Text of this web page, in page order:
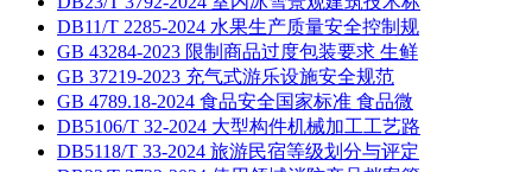
DB11/T 2285-2024 水果生产质量安全控制规
GB 43284-2023 限制商品过度包装要求 生鲜
GB 37219-2023 充气式游乐设施安全规范
GB 4789.18-2024 食品安全国家标准 食品微
DB5106/T 32-2024 大型构件机械加工工艺路
DB5118/T 33-2024 旅游民宿等级划分与评定